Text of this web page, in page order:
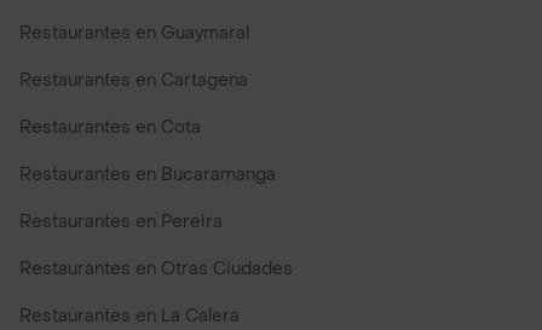
Restaurantes en Guaymaral
Restaurantes en Cartagena
Restaurantes en Cota
Restaurantes en Bucaramanga
Restaurantes en Pereira
Restaurantes en Otras Ciudades
Restaurantes en La Calera